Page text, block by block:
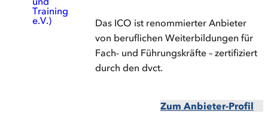
Das ICO ist renommierter Anbieter
von beruflichen Weiterbildungen für
Fach- und Führungskräfte – zertifiziert
durch den dvct.
Zum Anbieter-Profil